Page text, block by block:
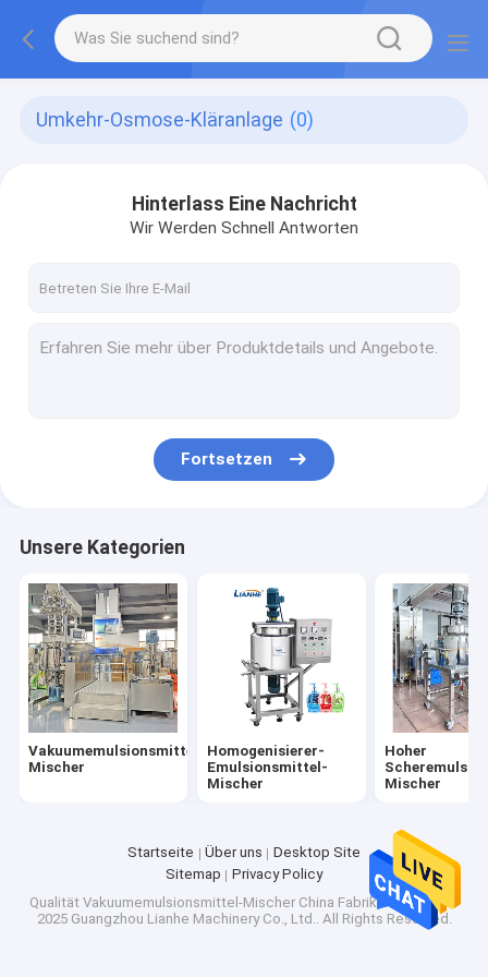
Umkehr-Osmose-Kläranlage (0)
Hinterlass Eine Nachricht
Wir Werden Schnell Antworten
Fortsetzen
Unsere Kategorien
Vakuumemulsionsmittel-
Mischer
Homogenisierer-
Emulsionsmittel-
Mischer
Hoher
Mischer
Startseite Über uns
Desktop Site
Sitemap
Privacy Policy
Qualität Vakuumemulsionsmittel-Mischer China Fabrik.Copyright ©
2025 Guangzhou Lianhe Machinery Co., Ltd.. All Rights Reserved.